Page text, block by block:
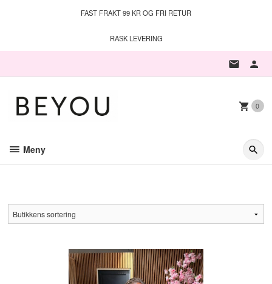
FAST FRAKT 99 KR OG FRI RETUR
RASK LEVERING
0
Meny